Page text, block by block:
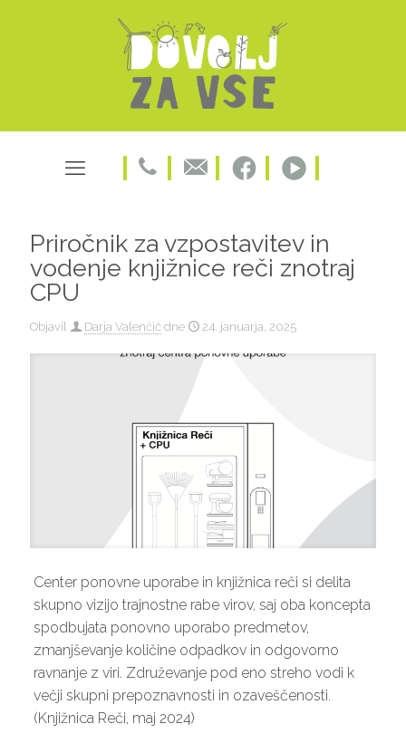
Priročnik za vzpostavitev in
vodenje knjižnice reči znotraj
CPU
Objavil Darja Valenčič dne 24. januarja, 2025
Center ponovne uporabe in knjižnica reči si delita
skupno vizijo trajnostne rabe virov, saj oba koncepta
spodbujata ponovno uporabo predmetov,
zmanjševanje količine odpadkov in odgovorno
ravnanje z viri. Združevanje pod eno streho vodi k
večji skupni prepoznavnosti in ozaveščenosti.
(Knjižnica Reči, maj 2024)